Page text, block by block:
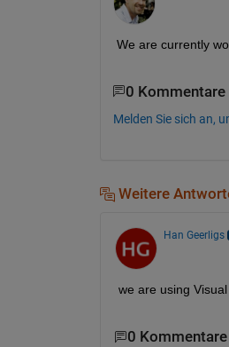
We are currently
0 Kommentare
Melden Sie sich an,
Weitere
Han Geerligs
we are using
0 Kommentare